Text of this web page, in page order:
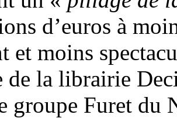
d’euros à
et moins
de la librairie
groupe Furet